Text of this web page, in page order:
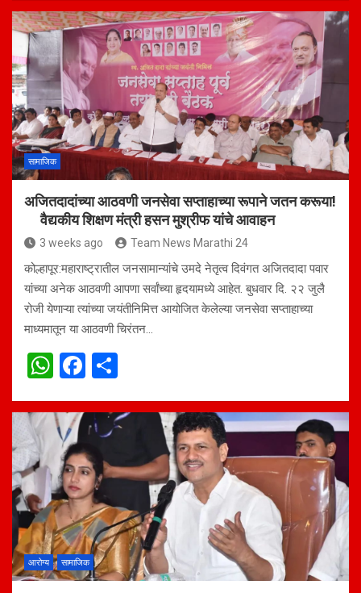
at
s
A
p
p
ce
b
o
o
k
ar
e
सामाजिक
अजितदादांच्या आठवणी जनसेवा सप्ताहाच्या रूपाने जतन करूया!
वैद्यकीय शिक्षण मंत्री हसन मुश्रीफ यांचे आवाहन
3 weeks ago Team News Marathi 24
कोल्हापूर:महाराष्ट्रातील जनसामान्यांचे उमदे नेतृत्व दिवंगत अजितदादा पवार
यांच्या अनेक आठवणी आपणा सर्वांच्या हृदयामध्ये आहेत. बुधवार दि. २२ जुलै
रोजी येणाऱ्या त्यांच्या जयंतीनिमित्त आयोजित केलेल्या जनसेवा सप्ताहाच्या
माध्यमातून या आठवणी चिरंतन…
W
at
s
A
p
p
F
ce
b
o
o
k
ar
आरोग्य सामाजिक